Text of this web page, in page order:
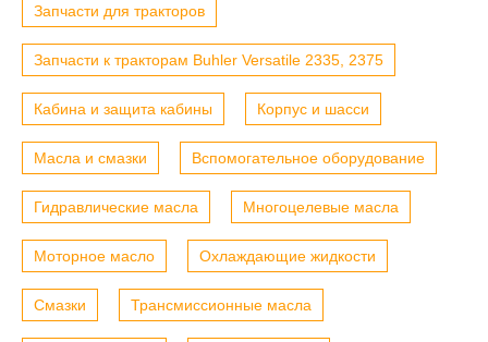
Запчасти для тракторов
Запчасти к тракторам Buhler Versatile 2335, 2375
Кабина и защита кабины Корпус и шасси
Масла и смазки Вспомогательное оборудование
Гидравлические масла Многоцелевые масла
Моторное масло Охлаждающие жидкости
Смазки Трансмиссионные масла